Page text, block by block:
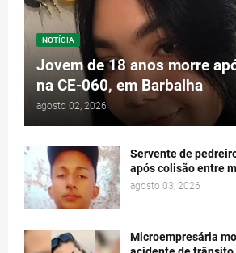
NOTÍCIA
Jovem de 18 anos morre
na CE-060, em Barbalha
agosto 02, 2026
Servente de
após colisão entre
agosto 03, 2026
Microempresária